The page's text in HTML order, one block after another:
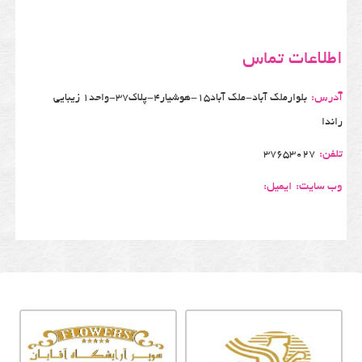
اطلاعات تماس
آدرس: بلوارملک آباد-ملک آباد15-هوشیار4-پلاک37-واحد1 زیبایی
راندا
تلفن: 37653027
وب سایت: ایمیل: